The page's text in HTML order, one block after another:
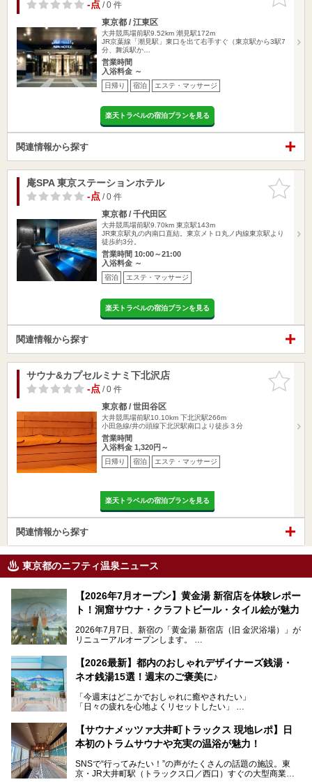
-点/ 0 件
東京都 / 江東区
大井競馬場前駅9.52km 潮見駅172m
JR京葉線「潮見駅」東口を出て右手すぐ（東京駅から3駅7
分、舞浜駅か…
営業時間
入浴料金 ～
日帰り 宿泊 エステ・マッサージ
楽天トラベルの宿泊プランを見る
関連情報から探す
お気に入
りに追加
庵SPA 東京ステーションホテル
-点/ 0 件
東京都 / 千代田区
大井競馬場前駅9.70km 東京駅143m
JR東京駅丸の内南口直結。東京メトロ丸ノ内線東京駅より
徒歩約3分。
営業時間 10:00～21:00
入浴料金 ～
宿泊 エステ・マッサージ
楽天トラベルの宿泊プランを見る
関連情報から探す
お気に入
りに追加
サウナ&カプセルミナミ下北沢店
-点/ 0 件
東京都 / 世田谷区
大井競馬場前駅10.10km 下北沢駅266m
小田急線/井の頭線下北沢駅南口より徒歩３分
営業時間
入浴料金 1,320円～
日帰り 宿泊 エステ・マッサージ
楽天トラベルの宿泊プランを見る
関連情報から探す
東京都のニフティ温泉ニュース
【2026年7月オープン】黄金湯 新宿店を体験レポー
ト！洞窟サウナ・クラフトビール・タイル絵が魅力
2026年7月7日、新宿の「黄金湯 新宿店（旧 金沢浴場）」が
リニューアルオープンします。
レトロでノスタルジックなタイル絵はそのまま、昔からここ
を知る地元の人にも、新しく足を運んでくれる人にも愛され
る、今の時代の"銭湯"として生まれ変わりました。洞窟のよ
ビアバーなど、新しく登場したスポットも併せて紹介しま
す。充実した設備があるのに、基本の入浴料が銭湯価格の5
【2026最新】都内のおしゃれデザイナーズ銭湯・
ネオ銭湯15選！週末のご褒美に♪
「今週末はどこかでおしゃれに癒やされたい」
「日々の疲れを心地よくリセットしたい」
となっている新しいスタイルの銭湯です。
最近、SNSやメディアで「デザイナーズ銭湯」や「ネオ銭
本記事では、そもそもこれらがどんな銭湯なのか、その気に
【サウナメッツァ大井町トラックス 現地レポ】日
本初のトラムサウナや充実の温浴が魅力！
SNSで“行ってみたい！”の声がたくさんの話題の施設。東
京・JR大井町駅（トラックス口／西口）すぐの大型商業施